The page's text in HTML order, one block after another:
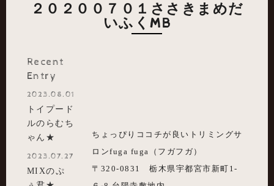
２０２００７０１ささきまめだ
いふくMB
ちょっぴりココチが良いトリミングサ
ロンfuga fuga（フガフガ）
〒320-0831 栃木県宇都宮市新町1-
Recent
Entry
2023.08.01
トイプード
ルのらむち
ゃん★
2023.07.27
MIXのぷ